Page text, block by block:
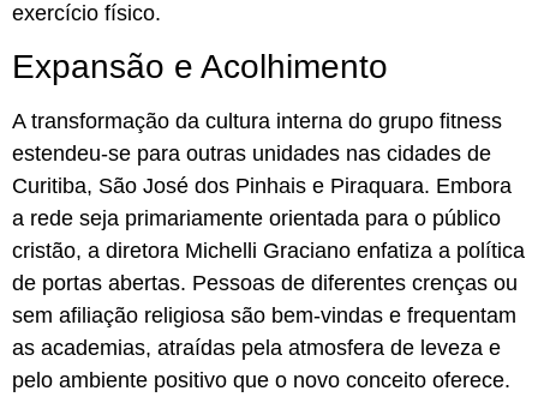
exercício físico.
Expansão e Acolhimento
A transformação da cultura interna do grupo fitness
estendeu-se para outras unidades nas cidades de
Curitiba, São José dos Pinhais e Piraquara. Embora
a rede seja primariamente orientada para o público
cristão, a diretora Michelli Graciano enfatiza a política
de portas abertas. Pessoas de diferentes crenças ou
sem afiliação religiosa são bem-vindas e frequentam
as academias, atraídas pela atmosfera de leveza e
pelo ambiente positivo que o novo conceito oferece.